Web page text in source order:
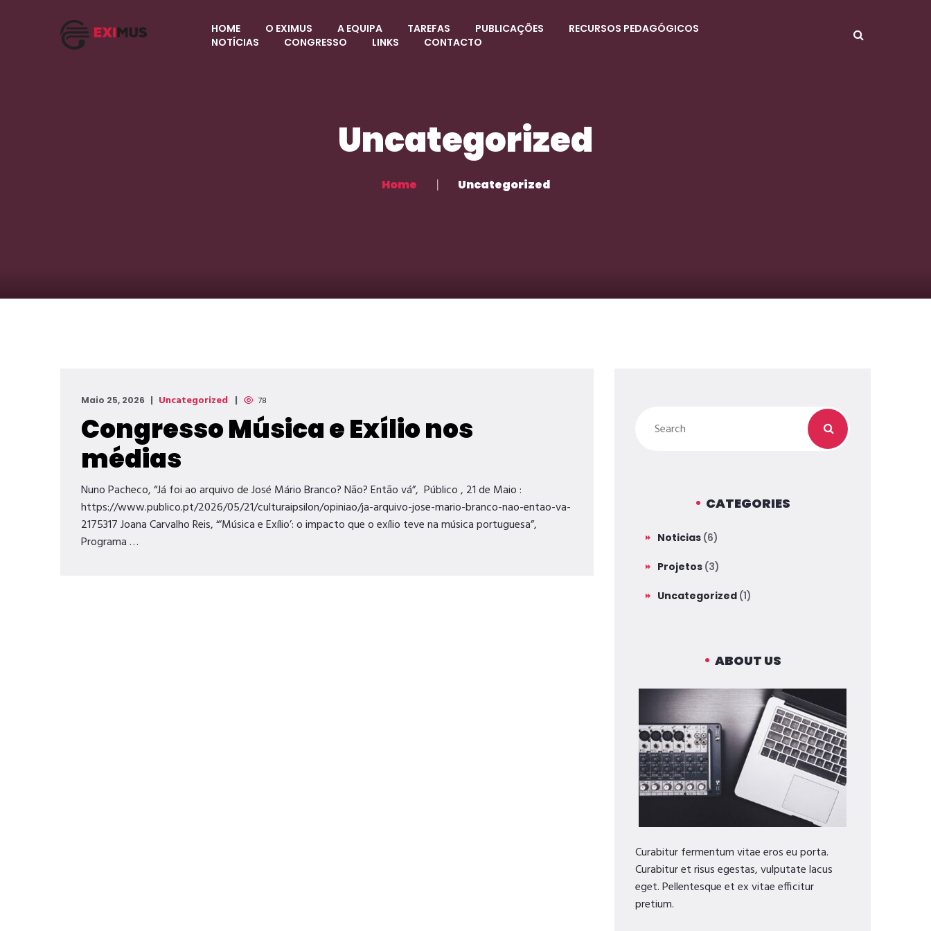
HOME O EXIMUS A EQUIPA TAREFAS PUBLICAÇÕES
RECURSOS PEDAGÓGICOS
NOTÍCIAS
CONGRESSO LINKS CONTACTO
Uncategorized
Home Uncategorized
Maio 25, 2026 Uncategorized 78
Congresso Música e Exílio nos
médias
Nuno Pacheco, “Já foi ao arquivo de José Mário Branco? Não? Então vá”, Público , 21 de Maio :
https://www.publico.pt/2026/05/21/culturaipsilon/opiniao/ja-arquivo-jose-mario-branco-nao-entao-va-
2175317 Joana Carvalho Reis, “‘Música e Exílio’: o impacto que o exílio teve na música portuguesa”,
Programa …
CATEGORIES
Noticias (6)
Projetos (3)
Uncategorized (1)
ABOUT US
Curabitur fermentum vitae eros eu porta.
Curabitur et risus egestas, vulputate lacus
eget. Pellentesque et ex vitae efficitur
pretium.